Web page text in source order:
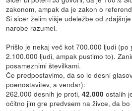
zakonom, ampak da je zakon o
Si sicer želim višje udeležbe od
narobe razumel.
Prišlo je nekaj več kot 700.000 ljudi (po
2.100.000 ljudi, ampak pustimo to).
posameznimi številkami.
Če predpostavimo, da so le desni
poenostavitev, a vendar):
262.000 desnih je proti,42.000 ostalih
očitno jim gre predvsem na živce, da